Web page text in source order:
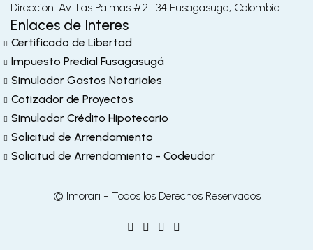
Dirección: Av. Las Palmas #21-34 Fusagasugá, Colombia
Enlaces de Interes
Certificado de Libertad
Impuesto Predial Fusagasugá
Simulador Gastos Notariales
Cotizador de Proyectos
Simulador Crédito Hipotecario
Solicitud de Arrendamiento
Solicitud de Arrendamiento - Codeudor
© Imorari - Todos los Derechos Reservados